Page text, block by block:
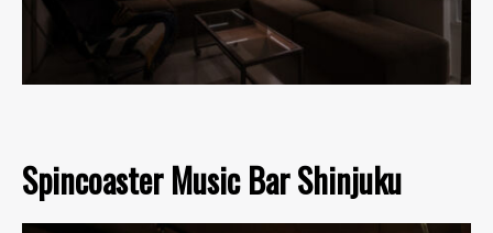
Spincoaster Music Bar Shinjuku